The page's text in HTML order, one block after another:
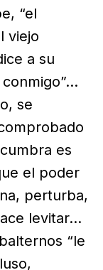
“el
viejo
a su
conmigo”…
se
es
el poder
perturba,
levitar…
“le